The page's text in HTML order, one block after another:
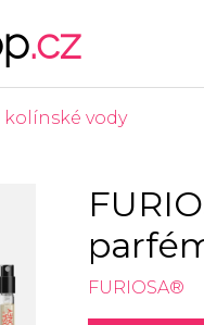
.cz
kolínské vody
FURIOSA®